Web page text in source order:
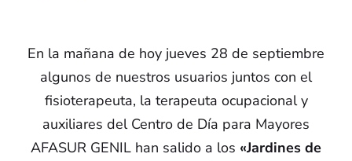
En la mañana de hoy jueves 28 de septiembre
algunos de nuestros usuarios juntos con el
fisioterapeuta, la terapeuta ocupacional y
auxiliares del Centro de Día para Mayores
AFASUR GENIL han salido a los «Jardines de